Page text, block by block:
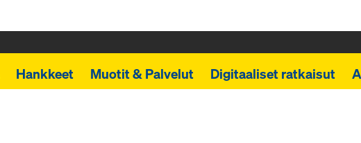
Hankkeet Muotit & Palvelut Digitaaliset ratkaisut